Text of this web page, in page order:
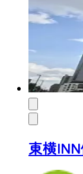
東横